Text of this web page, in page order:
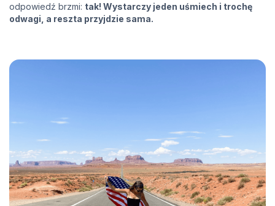
odpowiedź brzmi: tak! Wystarczy jeden uśmiech i trochę
odwagi, a reszta przyjdzie sama.